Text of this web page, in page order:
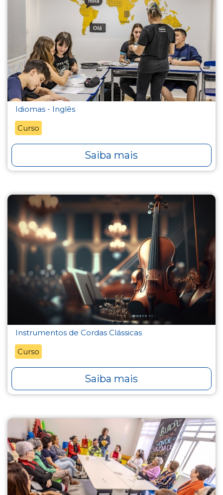
Idiomas - Inglês
Curso
Saiba mais
Instrumentos de Cordas Clássicas
Curso
Saiba mais